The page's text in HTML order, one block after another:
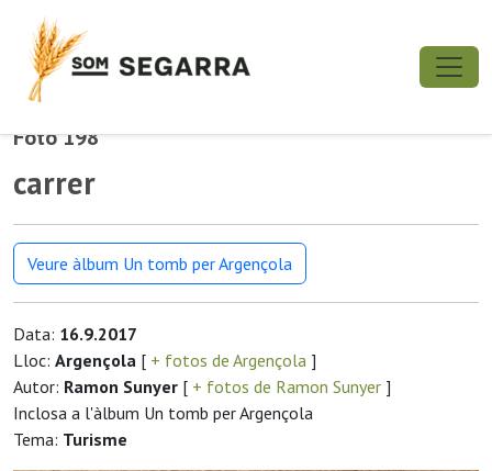
Foto 198
carrer
Veure àlbum Un tomb per Argençola
Data: 16.9.2017
Lloc: Argençola [ + fotos de Argençola ]
Autor: Ramon Sunyer [ + fotos de Ramon Sunyer ]
Inclosa a l'àlbum Un tomb per Argençola
Tema: Turisme